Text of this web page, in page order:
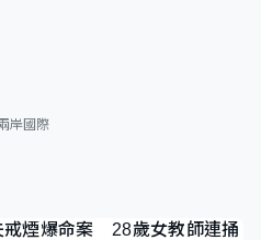
岸國際
戒煙爆命案 28歲女教師連捅